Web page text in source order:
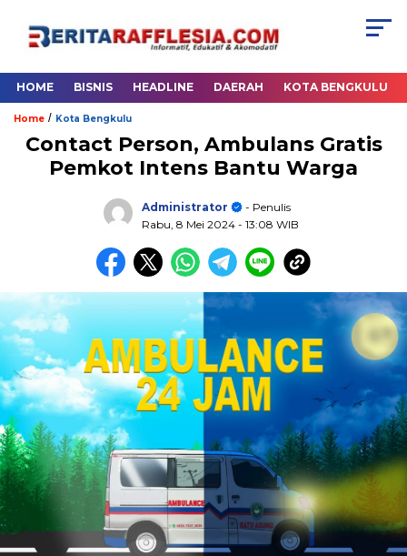
HOME BISNIS HEADLINE DAERAH KOTA BENGKULU
Home / Kota Bengkulu
Contact Person, Ambulans Gratis
Pemkot Intens Bantu Warga
Administrator
- Penulis
Rabu, 8 Mei 2024 - 13:08 WIB